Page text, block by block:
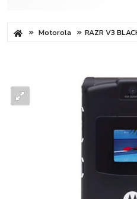
Motorola RAZR V3